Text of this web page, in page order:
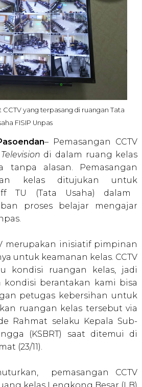
yang terpasang di ruangan Tata
FISIP Unpas
– Pemasangan CCTV
di dalam ruang kelas
tanpa alasan. Pemasangan
kelasditujukan untuk
TU
(Tata Usaha) dalam
proses belajar mengajar
merupakan inisiatif pimpinan
untuk keamanan kelas. CCTV
kondisi ruangan kelas, jadi
kondisi berantakan kami bisa
petugas kebersihan untuk
ruangan kelas tersebut via
Rahmat selaku Kepala Sub-
(KSBRT) saat ditemui di
(23/11).
pemasangan CCTV